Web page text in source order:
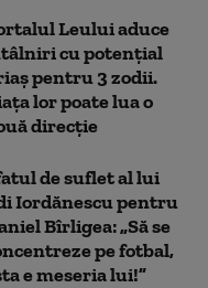
Leului aduce
cu potențial
pentru 3 zodii.
lor poate lua o
direcție
de suflet al lui
Iordănescu pentru
Bîrligea: „Să se
pe fotbal,
e meseria lui!”